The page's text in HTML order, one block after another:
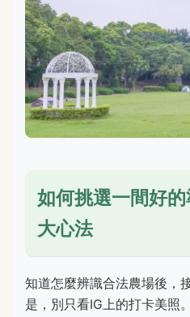
如何挑選一間好
大心法
知道怎麼辨識合法農場後，
是，別只看IG上的打卡美照